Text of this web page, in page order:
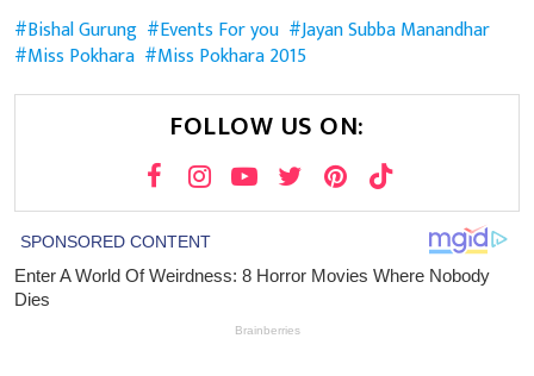
Bishal Gurung Events For you
Jayan Subba Manandhar
Miss Pokhara
Miss Pokhara 2015
FOLLOW US ON: